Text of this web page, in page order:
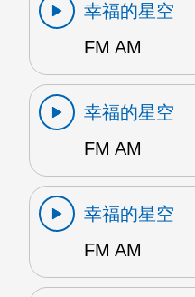
幸福的星空
FM AM
幸福的星空
FM AM
幸福的星空
FM AM